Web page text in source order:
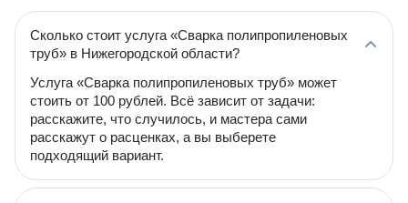
Сколько стоит услуга «Сварка полипропиленовых
труб» в Нижегородской области?
Услуга «Сварка полипропиленовых труб» может
стоить от 100 рублей. Всё зависит от задачи:
расскажите, что случилось, и мастера сами
расскажут о расценках, а вы выберете
подходящий вариант.